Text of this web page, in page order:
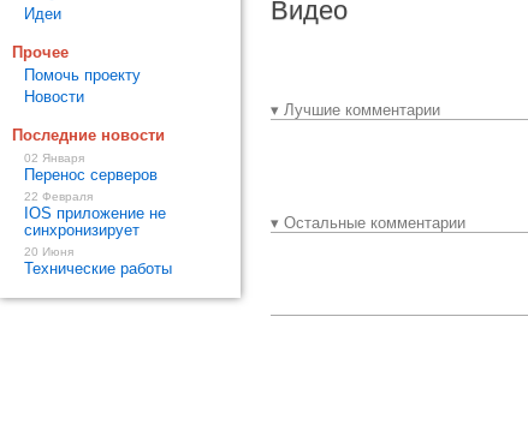
Видео
▾ Лучшие комментарии
▾ Остальные комментарии
Идеи
Прочее
Помочь проекту
Новости
Последние новости
02 Января
Перенос серверов
22 Февраля
IOS приложение не
синхронизирует
20 Июня
Технические работы